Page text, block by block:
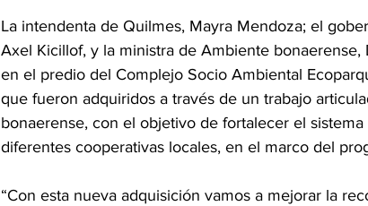
La intendenta de Quilmes, Mayra Mendoza; el
Axel Kicillof, y la ministra de Ambiente
en el predio del Complejo Socio Ambiental
que fueron adquiridos a través de un trabajo
bonaerense, con el objetivo de fortalecer el
diferentes cooperativas locales, en el marco del
“Con esta nueva adquisición vamos a mejorar la